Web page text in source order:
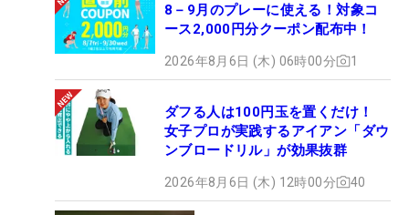
8－9月のプレーに使える！対象コ
ース2,000円分クーポン配布中！
2026年8月6日 (木) 06時00分 1
ダフる人は100円玉を置くだけ！
女子プロが実践するアイアン「ダウ
ンブロードリル」が効果抜群
2026年8月6日 (木) 12時00分 40